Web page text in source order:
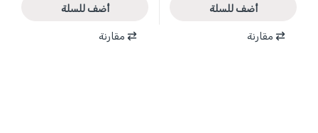
أضف للسلة
مقارنة
أضف للسلة
مقارنة